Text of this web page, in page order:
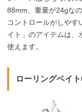
88mm、重量が24gな
コントロールがしやす
イト」のアイテムは、
使えます。
ローリングベイ